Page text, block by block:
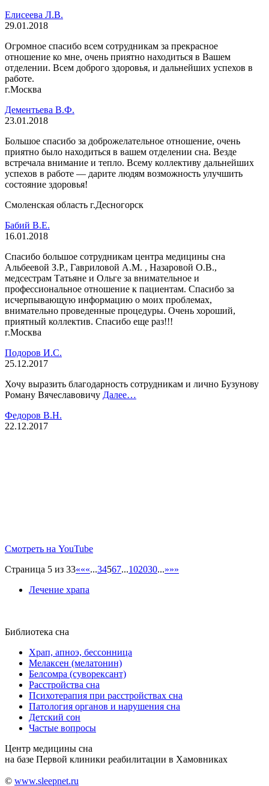
Елисеева Л.В.
29.01.2018
Огромное спасибо всем сотрудникам за прекрасное
отношение ко мне, очень приятно находиться в Вашем
отделении. Всем доброго здоровья, и дальнейших успехов в
работе.
г.Москва
Дементьева В.Ф.
23.01.2018
Большое спасибо за доброжелательное отношение, очень
приятно было находиться в вашем отделении сна. Везде
встречала внимание и тепло. Всему коллективу дальнейших
успехов в работе — дарите людям возможность улучшить
состояние здоровья!
Смоленская область г.Десногорск
Бабий В.Е.
16.01.2018
Спасибо большое сотрудникам центра медицины сна
Альбеевой З.Р., Гавриловой А.М. , Назаровой О.В.,
медсестрам Татьяне и Ольге за внимательное и
профессиональное отношение к пациентам. Спасибо за
исчерпывающую информацию о моих проблемах,
внимательно проведенные процедуры. Очень хороший,
приятный коллектив. Спасибо еще раз!!!
г.Москва
Подоров И.С.
25.12.2017
Хочу выразить благодарность сотрудникам и лично Бузунову
Роману Вячеславовичу Далее…
Федоров В.Н.
22.12.2017
Смотреть на YouTube
Страница 5 из 33«««...34567...102030...»»»
Лечение храпа
Библиотека сна
Храп, апноэ, бессонница
Мелаксен (мелатонин)
Белсомра (суворексант)
Расстройства сна
Психотерапия при расстройствах сна
Патология органов и нарушения сна
Детский сон
Частые вопросы
Центр медицины сна
на базе Первой клиники реабилитации в Хамовниках
© www.sleepnet.ru